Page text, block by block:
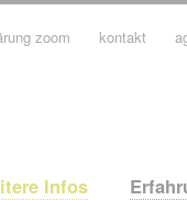
Infos
zoom kontakt